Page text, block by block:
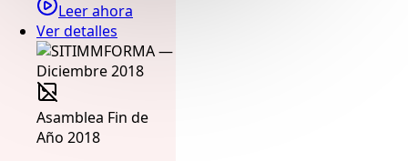
Leer ahora
Ver detalles
Asamblea Fin de
Año 2018